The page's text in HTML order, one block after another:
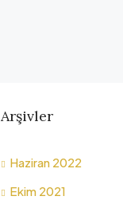
Arşivler
Haziran 2022
Ekim 2021